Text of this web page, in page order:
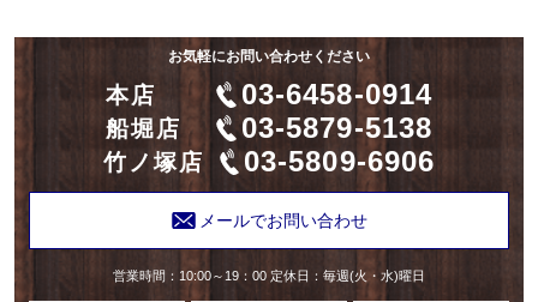
お気軽にお問い合わせください
本店 03-6458-0914
船堀店 03-5879-5138
竹ノ塚店 03-5809-6906
メールでお問い合わせ
営業時間：10:00～19：00 定休日：毎週(火・水)曜日